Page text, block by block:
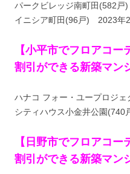
パークビレッジ南町田(582
イニシア町田(96戸) 2023年2
【小平市でフロアコ
割引ができる新築マン
ハナコ フォー・ユープロジ
シティハウス小金井公園
【日野市でフロアコ
割引ができる新築マン